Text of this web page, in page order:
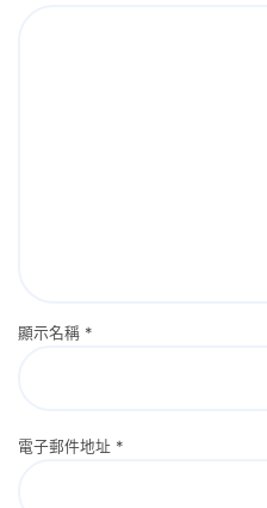
顯示名稱 *
電子郵件地址 *